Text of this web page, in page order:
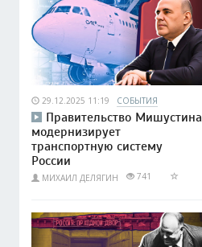
29.12.2025 11:19 СОБЫТИЯ
Правительство Мишустина
модернизирует
транспортную систему
России
МИХАИЛ ДЕЛЯГИН 741